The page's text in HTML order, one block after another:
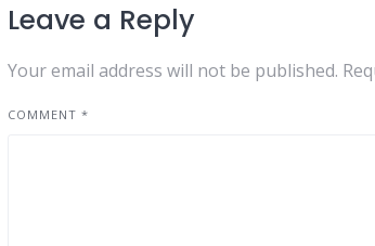
Leave a Reply
Your email address will not be published.
COMMENT*